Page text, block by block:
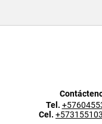
Tel.
Cel.